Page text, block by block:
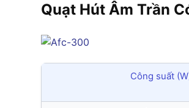
Quạt Hút Âm Trần
Công suất